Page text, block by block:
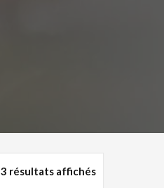
3 résultats affichés